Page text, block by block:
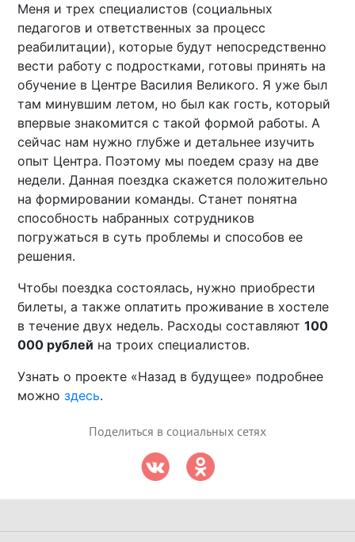
Меня и трех специалистов (социальных
педагогов и ответственных за процесс
реабилитации), которые будут непосредственно
вести работу с подростками, готовы принять на
обучение в Центре Василия Великого. Я уже был
там минувшим летом, но был как гость, который
впервые знакомится с такой формой работы. А
сейчас нам нужно глубже и детальнее изучить
опыт Центра. Поэтому мы поедем сразу на две
недели. Данная поездка скажется положительно
на формировании команды. Станет понятна
способность набранных сотрудников
погружаться в суть проблемы и способов ее
решения.
Чтобы поездка состоялась, нужно приобрести
билеты, а также оплатить проживание в хостеле
в течение двух недель. Расходы составляют100
000 рублей на троих специалистов.
Узнать о проекте «Назад в будущее» подробнее
можноздесь.
Поделиться в социальных сетях